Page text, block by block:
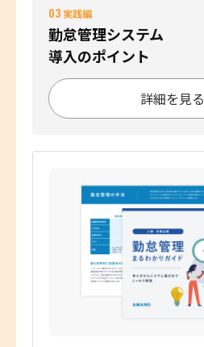
03実践編
勤怠管理システム
導入のポイント
詳細を見る